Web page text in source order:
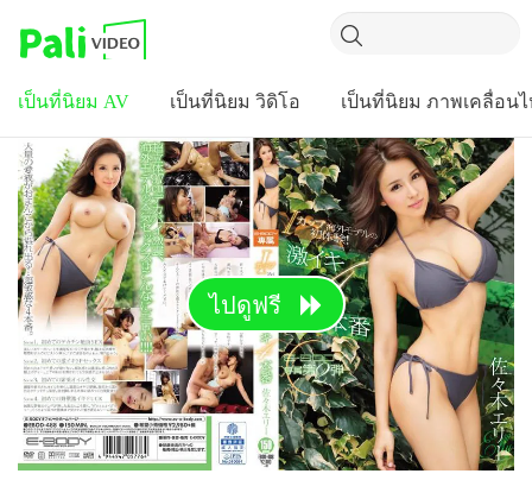
เป็นที่นิยม AV เป็นที่นิยม วิดิโอ เป็นที่นิยม ภาพเคลื่อน
ไปดูฟรี